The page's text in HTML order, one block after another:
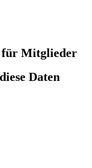
für Mitglieder
Daten